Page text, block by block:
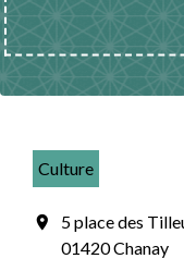
Culture
location_on
5 place des
01420 Chanay